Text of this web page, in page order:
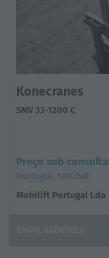
Konecranes
SMV 33-1200 C
Preço sob consulta
Portugal, Setúbal
Mobilift Portugal Lda